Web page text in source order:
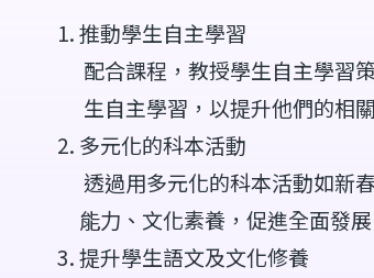
推動學生自主學習
配合課程，教授學生自主學習
生自主學習，以提升他們的相
多元化的科本活動
透過用多元化的科本活動如新
能力、文化素養，促進全面發展
提升學生語文及文化修養